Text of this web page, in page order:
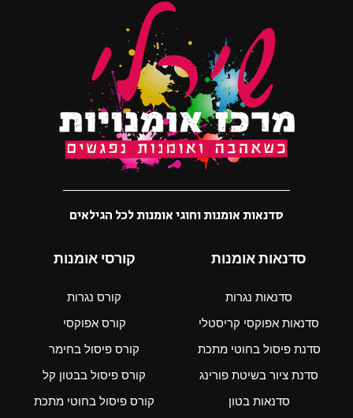
סדנאות אומנות וחוגי אומנות לכל הגילאים
סדנאות אומנות
סדנאות נגרות
סדנאות אפוקסי קריסטלי
סדנת פיסול בחוטי מתכת
סדנת ציור בשיטת פורינג
סדנאות בטון
קורסי אומנות
קורס נגרות
קורס אפוקסי
קורס פיסול בחימר
קורס פיסול בבטון קל
קורס פיסול בחוטי מתכת